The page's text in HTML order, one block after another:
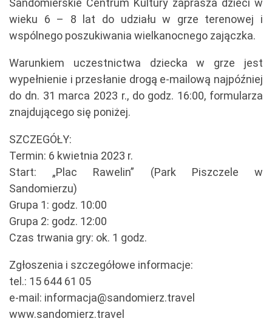
Sandomierskie Centrum Kultury zaprasza dzieci w
wieku 6 – 8 lat do udziału w grze terenowej i
wspólnego poszukiwania wielkanocnego zajączka.
Warunkiem uczestnictwa dziecka w grze jest
wypełnienie i przesłanie drogą e-mailową najpóźniej
do dn. 31 marca 2023 r., do godz. 16:00, formularza
znajdującego się poniżej.
SZCZEGÓŁY:
Termin: 6 kwietnia 2023 r.
Start: „Plac Rawelin” (Park Piszczele w
Sandomierzu)
Grupa 1: godz. 10:00
Grupa 2: godz. 12:00
Czas trwania gry: ok. 1 godz.
Zgłoszenia i szczegółowe informacje:
tel.: 15 644 61 05
e-mail: informacja@sandomierz.travel
www.sandomierz.travel